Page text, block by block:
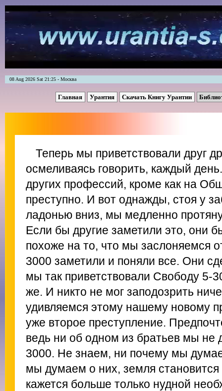
08 Aug 2026 Sat 21:25 - Москва
Главная Урантия Скачать Книгу Урантии
Теперь мы приветствовали друг
осмеливаясь говорить, каждый
других профессий, кроме как на
преступно. И вот однажды, стоя у
ладонью вниз, мы медленно
Если бы другие заметили это, они
похоже на то, что мы заслоняемся
3000 заметили и поняли все. Они
мы так приветствовали Свободу 5-
же. И никто не мог заподозрить
удивляемся этому нашему новому
уже второе преступление.
ведь ни об одном из братьев мы не
3000. Не знаем, ни почему мы
мы думаем о них, земля
кажется больше только нудной